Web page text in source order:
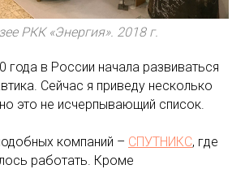
РКК «Энергия». 2018 г.
года в России начала развиваться
Сейчас я приведу несколько
это не исчерпывающий список.
компаний – СПУТНИКС, где
работать. Кроме